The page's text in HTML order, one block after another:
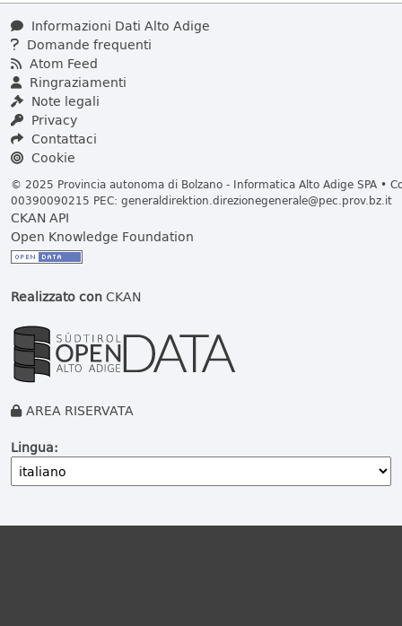
Informazioni Dati Alto Adige
Domande frequenti
Atom Feed
Ringraziamenti
Note legali
Privacy
Contattaci
Cookie
© 2025 Provincia autonoma di Bolzano - Informatica Alto Adige SPA •
00390090215 PEC: generaldirektion.direzionegenerale@pec.prov.bz.it
CKAN API
Open Knowledge Foundation
Realizzato conCKAN
AREA RISERVATA
Lingua